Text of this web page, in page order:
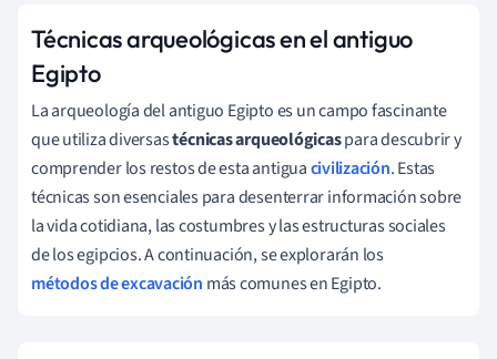
Técnicas arqueológicas en el antiguo
Egipto
La arqueología del antiguo Egipto es un campo fascinante
que utiliza diversastécnicas arqueológicaspara descubrir y
comprender los restos de esta antiguacivilización. Estas
técnicas son esenciales para desenterrar información sobre
la vida cotidiana, las costumbres y las estructuras sociales
de los egipcios. A continuación, se explorarán los
métodos de excavación más comunes en Egipto.